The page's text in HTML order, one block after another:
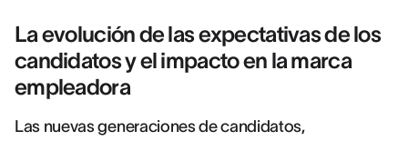
La evolución de las expectativas de los
candidatos y el impacto en la marca
empleadora
Las nuevas generaciones de candidatos,